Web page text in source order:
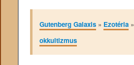
Gutenberg Galaxis» Ezotéria»
okkultizmus